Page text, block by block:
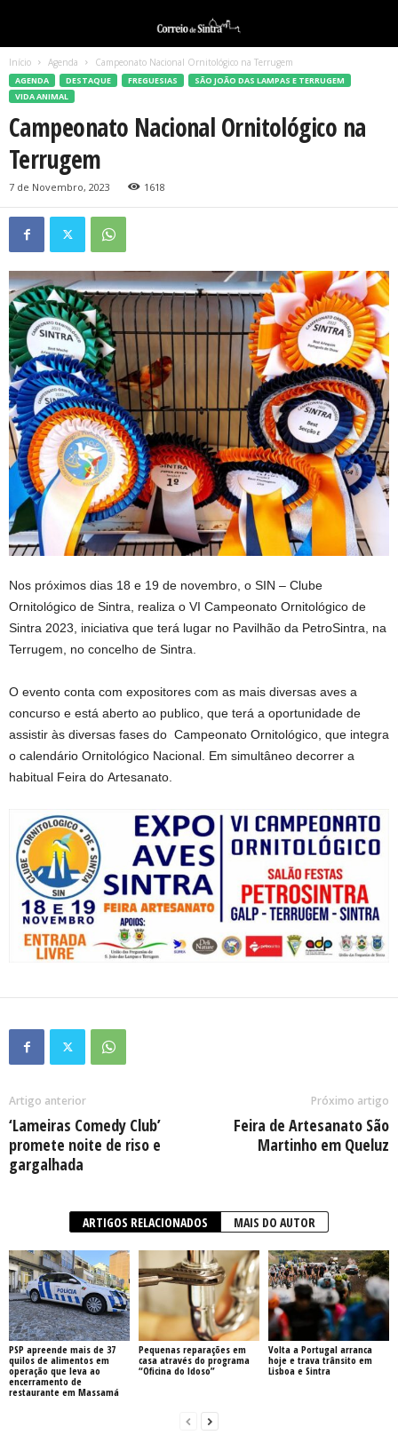
Início Agenda Campeonato Nacional Ornitológico na Terrugem
AGENDA DESTAQUE FREGUESIAS
SÃO JOÃO DAS LAMPAS E TERRUGEM
VIDA ANIMAL
Campeonato Nacional Ornitológico na
Terrugem
7 de Novembro, 2023 1618
Nos próximos dias 18 e 19 de novembro, o SIN – Clube
Ornitológico de Sintra, realiza o VI Campeonato Ornitológico de
Sintra 2023, iniciativa que terá lugar no Pavilhão da PetroSintra, na
Terrugem, no concelho de Sintra.
O evento conta com expositores com as mais diversas aves a
concurso e está aberto ao publico, que terá a oportunidade de
assistir às diversas fases do Campeonato Ornitológico, que integra
o calendário Ornitológico Nacional. Em simultâneo decorrer a
habitual Feira do Artesanato.
Artigo anterior
‘Lameiras Comedy Club’
promete noite de riso e
gargalhada
Próximo artigo
Feira de Artesanato São
Martinho em Queluz
ARTIGOS RELACIONADOS MAIS DO AUTOR
PSP apreende mais de 37
quilos de alimentos em
operação que leva ao
encerramento de
restaurante em Massamá
Pequenas reparações em
casa através do programa
“Oficina do Idoso”
Volta a Portugal arranca
hoje e trava trânsito em
Lisboa e Sintra